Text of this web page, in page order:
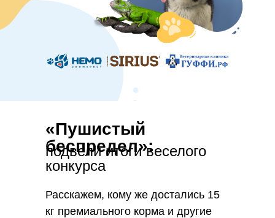
«Пушистый
беспредел»:
подвели итоги веселого
конкурса
Расскажем, кому же достались 15
кг премиального корма и другие
Сеть зоомаркетов